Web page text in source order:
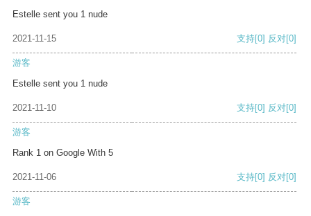
Estelle sent you 1 nude
2021-11-15 支持[0] 反对[0]
游客
Estelle sent you 1 nude
2021-11-10 支持[0] 反对[0]
游客
Rank 1 on Google With 5
2021-11-06 支持[0] 反对[0]
游客